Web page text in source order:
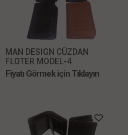
MAN DESIGN CÜZDAN
FLOTER MODEL-4
Fiyatı Görmek için Tıklayın